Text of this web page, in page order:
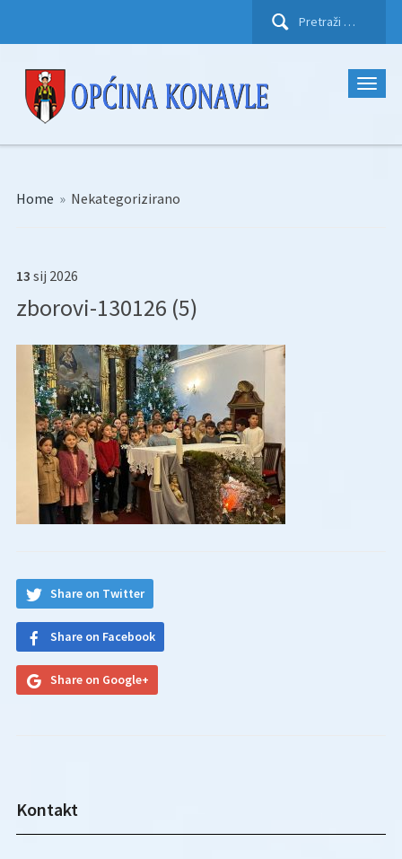
Pretraži:
Home » Nekategorizirano
13 sij 2026
zborovi-130126 (5)
Share on Twitter
Share on Facebook
Share on Google+
Kontakt